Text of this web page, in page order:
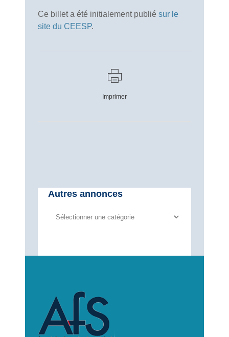
Ce billet a été initialement publié sur le
site du CEESP.
Imprimer
Autres annonces
Autres